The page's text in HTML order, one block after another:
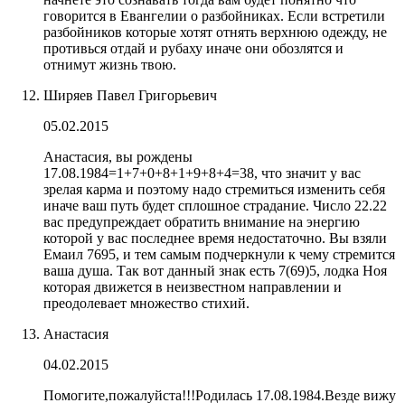
говорится в Евангелии о разбойниках. Если встретили
разбойников которые хотят отнять верхнюю одежду, не
противься отдай и рубаху иначе они обозлятся и
отнимут жизнь твою.
Ширяев Павел Григорьевич
05.02.2015
Анастасия, вы рождены
17.08.1984=1+7+0+8+1+9+8+4=38, что значит у вас
зрелая карма и поэтому надо стремиться изменить себя
иначе ваш путь будет сплошное страдание. Число 22.22
вас предупреждает обратить внимание на энергию
которой у вас последнее время недостаточно. Вы взяли
Емаил 7695, и тем самым подчеркнули к чему стремится
ваша душа. Так вот данный знак есть 7(69)5, лодка Ноя
которая движется в неизвестном направлении и
преодолевает множество стихий.
Анастасия
04.02.2015
Помогите,пожалуйста!!!Родилась 17.08.1984.Везде вижу